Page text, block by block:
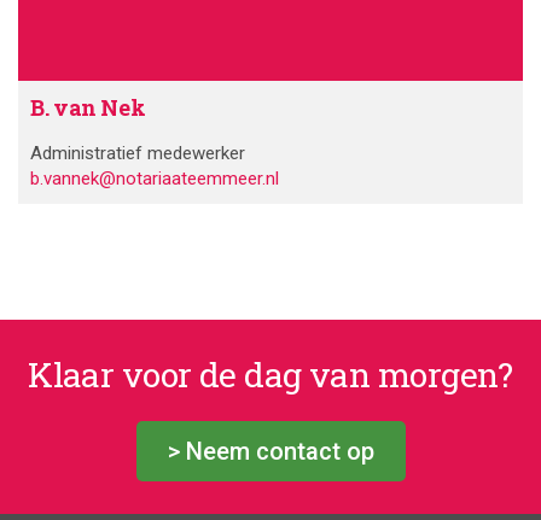
B. van Nek
Administratief medewerker
b.vannek@notariaateemmeer.nl
Klaar voor de dag van morgen?
> Neem contact op